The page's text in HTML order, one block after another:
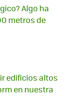
Algo ha
metros de
edificios altos
en nuestra